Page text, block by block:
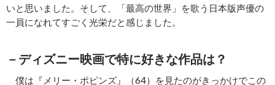
いと思いました。そして、「最高の世界」を歌う日本版声優の
一員になれてすごく光栄だと感じました。
－ディズニー映画で特に好きな作品は？
僕は『メリー・ポピンズ』（64）を見たのがきっかけでこの